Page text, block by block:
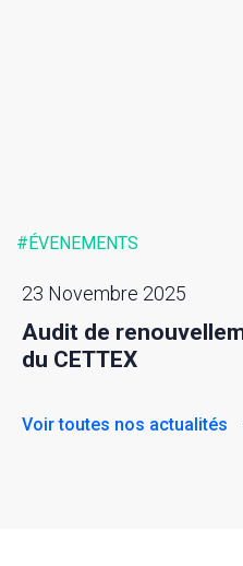
#ÉVENEMENTS
23 Novembre 2025
Audit de
du CETTEX
Voir toutes nos actualités